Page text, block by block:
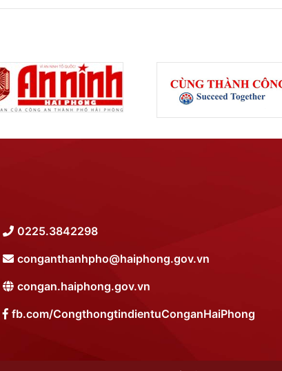
0225.3842298
conganthanhpho@haiphong.gov.vn
congan.haiphong.gov.vn
fb.com/CongthongtindientuConganHaiPhong